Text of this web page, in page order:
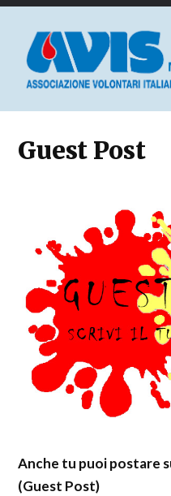
Guest Post
Anche tu puoi postare
(Guest Post)